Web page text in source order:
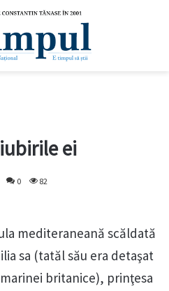
ei
0 82
mediteraneană scăldată
sa (tatăl său era detaşat
britanice), prinţesa